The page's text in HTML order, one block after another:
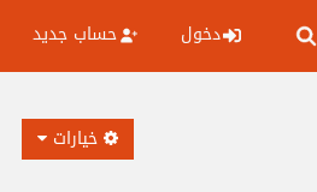
دخول حساب جديد
خيارات